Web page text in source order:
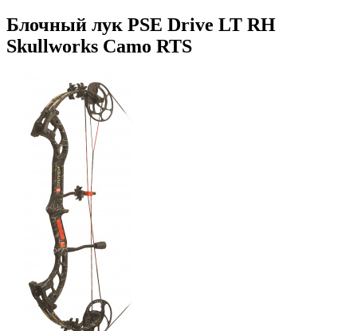
Блочный лук PSE Drive LT RH
Skullworks Camo RTS